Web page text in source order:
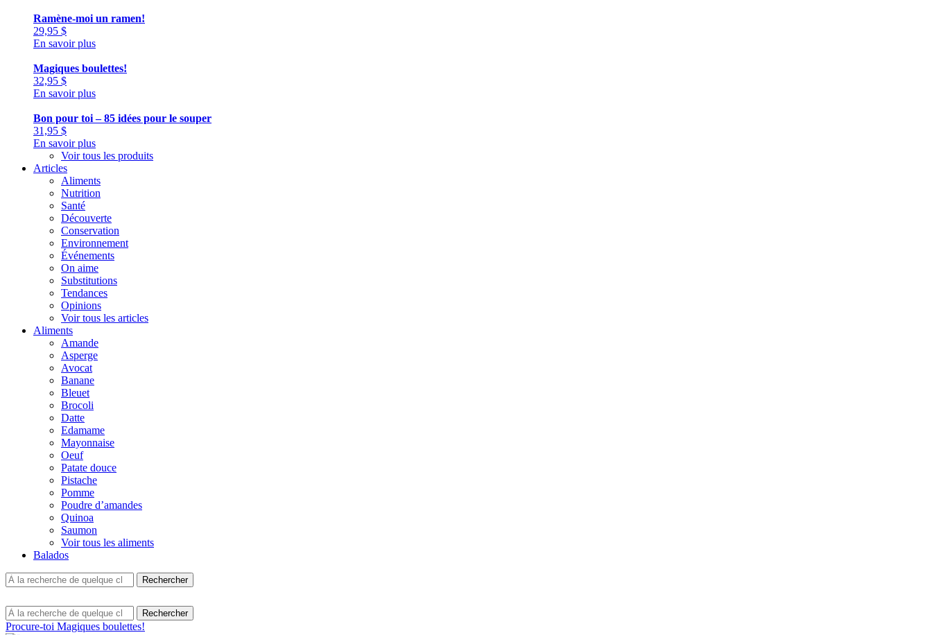
Ramène-moi un ramen!
29,95 $
En savoir plus
Magiques boulettes!
32,95 $
En savoir plus
Bon pour toi – 85 idées pour le souper
31,95 $
En savoir plus
Voir tous les produits
Articles
Aliments
Nutrition
Santé
Découverte
Conservation
Environnement
Événements
On aime
Substitutions
Tendances
Opinions
Voir tous les articles
Aliments
Amande
Asperge
Avocat
Banane
Bleuet
Brocoli
Datte
Edamame
Mayonnaise
Oeuf
Patate douce
Pistache
Pomme
Poudre d’amandes
Quinoa
Saumon
Voir tous les aliments
Balados
Procure-toi Magiques boulettes!